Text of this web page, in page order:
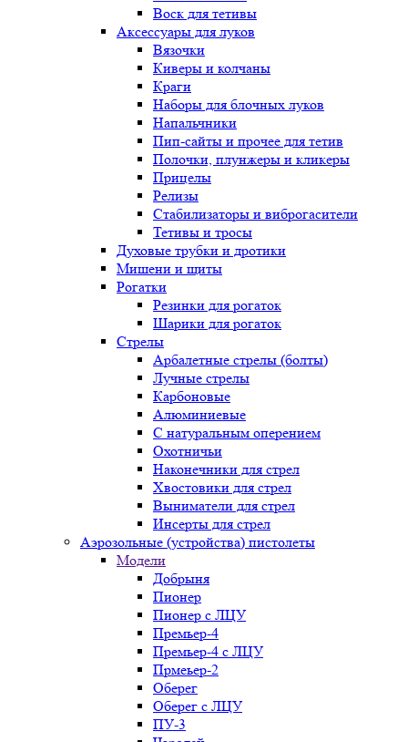
Воск для тетивы
Аксессуары для луков
Вязочки
Киверы и колчаны
Краги
Наборы для блочных луков
Напальчники
Пип-сайты и прочее для тетив
Полочки, плунжеры и кликеры
Прицелы
Релизы
Стабилизаторы и виброгасители
Тетивы и тросы
Духовые трубки и дротики
Мишени и щиты
Рогатки
Резинки для рогаток
Шарики для рогаток
Стрелы
Арбалетные стрелы (болты)
Лучные стрелы
Карбоновые
Алюминиевые
С натуральным оперением
Охотничьи
Наконечники для стрел
Хвостовики для стрел
Выниматели для стрел
Инсерты для стрел
Аэрозольные (устройства) пистолеты
Модели
Добрыня
Пионер
Пионер с ЛЦУ
Премьер-4
Премьер-4 с ЛЦУ
Прмеьер-2
Оберег
Оберег с ЛЦУ
ПУ-3